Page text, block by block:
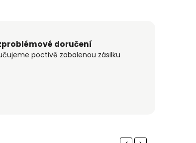
doručení
poctivě zabalenou zásilku